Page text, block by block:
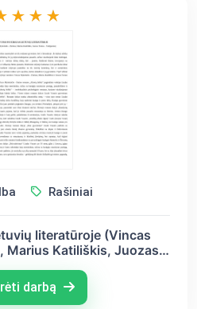
Rašiniai
literatūroje (Vincas
Marius Katiliškis, Juozas
darbą